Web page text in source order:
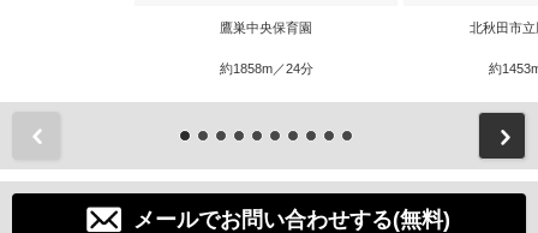
鷹巣中央保育園
約1858m／24分
北秋田市
約
メールでお問い合わせする(無料)